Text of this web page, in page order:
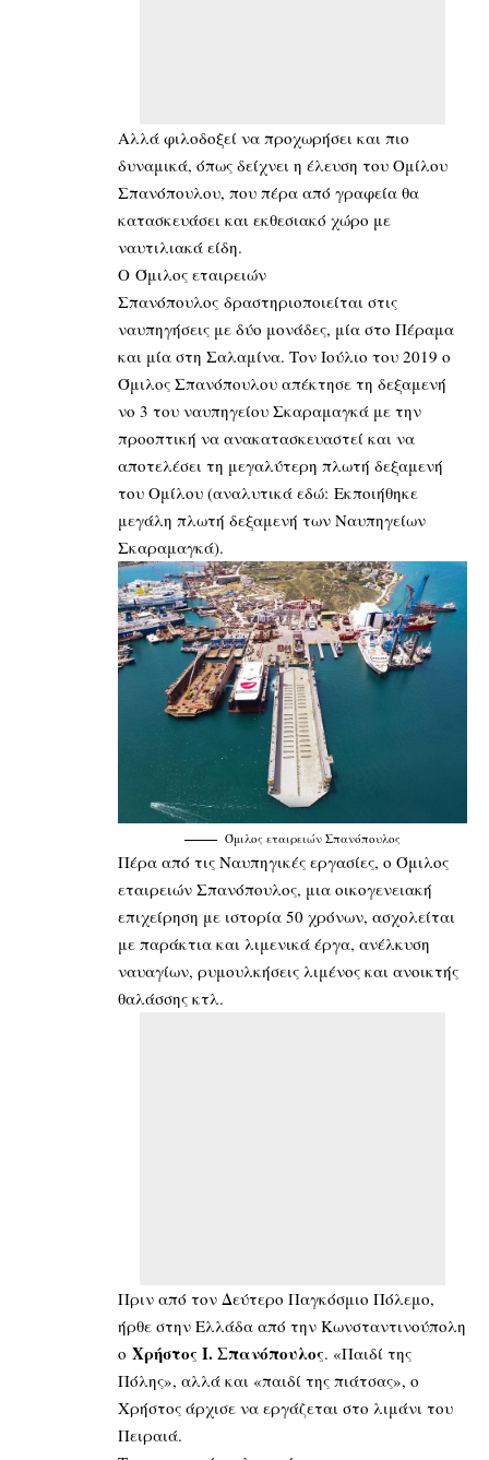
Αλλά φιλοδοξεί να προχωρήσει και πιο
δυναμικά, όπως δείχνει η έλευση του Ομίλου
Σπανόπουλου, που πέρα από γραφεία θα
κατασκευάσει και εκθεσιακό χώρο με
ναυτιλιακά είδη.
Ο Όμιλος εταιρειών
Σπανόπουλος δραστηριοποιείται στις
ναυπηγήσεις με δύο μονάδες, μία στο Πέραμα
και μία στη Σαλαμίνα. Τον Ιούλιο του 2019 ο
Όμιλος Σπανόπουλου απέκτησε τη δεξαμενή
νο 3 του ναυπηγείου Σκαραμαγκά με την
προοπτική να ανακατασκευαστεί και να
αποτελέσει τη μεγαλύτερη πλωτή δεξαμενή
του Ομίλου (αναλυτικά εδώ: Εκποιήθηκε
μεγάλη πλωτή δεξαμενή των Ναυπηγείων
Σκαραμαγκά).
Όμιλος εταιρειών Σπανόπουλος
Πέρα από τις Ναυπηγικές εργασίες, ο Όμιλος
εταιρειών Σπανόπουλος, μια οικογενειακή
επιχείρηση με ιστορία 50 χρόνων, ασχολείται
με παράκτια και λιμενικά έργα, ανέλκυση
ναυαγίων, ρυμουλκήσεις λιμένος και ανοικτής
θαλάσσης κτλ.
Πριν από τον Δεύτερο Παγκόσμιο Πόλεμο,
ήρθε στην Ελλάδα από την Κωνσταντινούπολη
ο Χρήστος Ι. Σπανόπουλος. «Παιδί της
Πόλης», αλλά και «παιδί της πιάτσας», ο
Χρήστος άρχισε να εργάζεται στο λιμάνι του
Πειραιά.